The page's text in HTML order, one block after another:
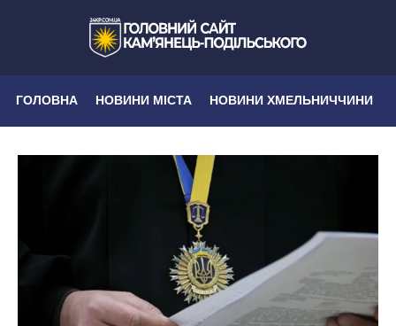
ГОЛОВНА НОВИНИ МІСТА НОВИНИ ХМЕЛЬНИЧЧИНИ